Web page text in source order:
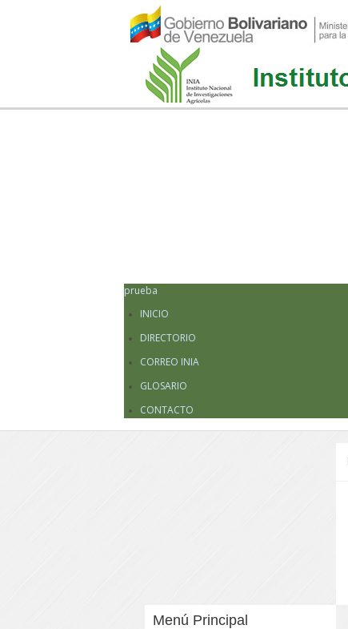
prueba
INICIO
DIRECTORIO
CORREO INIA
GLOSARIO
CONTACTO
Menú Principal